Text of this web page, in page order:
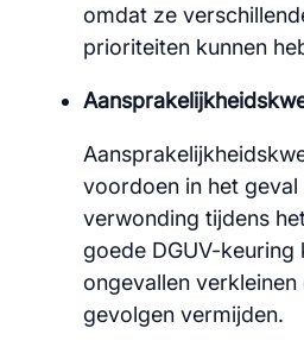
omdat ze
prioriteiten kunnen
voordoen in het
verwonding tijdens
goede DGUV-keuring
ongevallen verkleinen
gevolgen vermijden.